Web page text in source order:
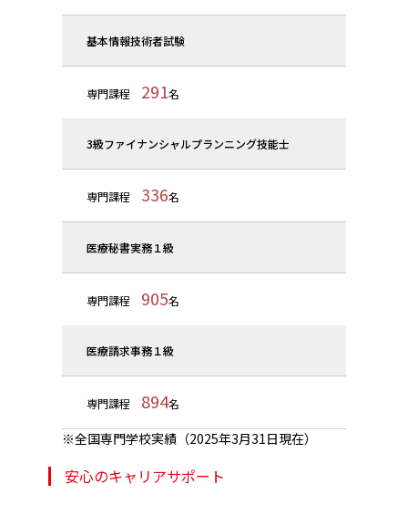
基本情報技術者試験
専門課程 291名
3級ファイナンシャルプランニング技能士
専門課程 336名
医療秘書実務１級
専門課程 905名
医療請求事務１級
専門課程 894名
全国専門学校実績（2025年3月31日現在）
安心のキャリアサポート